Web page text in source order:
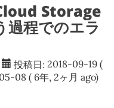
Storage
程でのエラ
投稿日: 2018-09-19(
08( 6年, 2ヶ月 ago)